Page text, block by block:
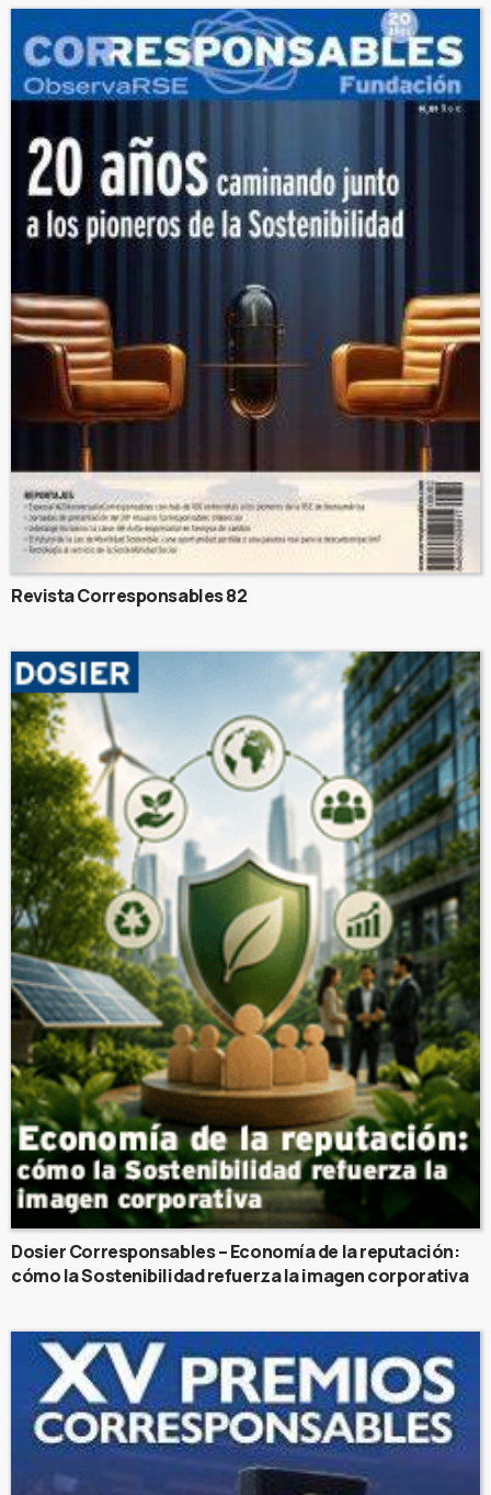
Revista Corresponsables 82
Dosier Corresponsables – Economía de la reputación:
cómo la Sostenibilidad refuerza la imagen corporativa